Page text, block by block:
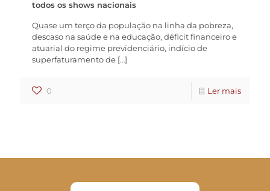
todos os shows nacionais
Quase um terço da população na linha da pobreza,
descaso na saúde e na educação, déficit financeiro e
atuarial do regime previdenciário, indício de
superfaturamento de […]
0 Ler mais